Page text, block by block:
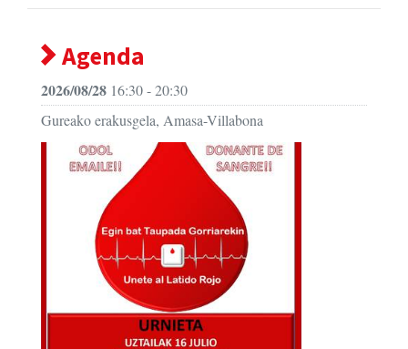
Agenda
2026/08/28 16:30 - 20:30
Gureako erakusgela, Amasa-Villabona